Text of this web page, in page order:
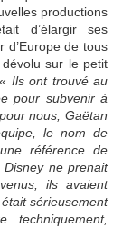
productions
d’élargir ses
d’Europe de tous
sur le petit
Ils ont trouvé au
pour subvenir à
nous, Gaëtan
le nom de
référence de
Disney ne prenait
ils avaient
sérieusement